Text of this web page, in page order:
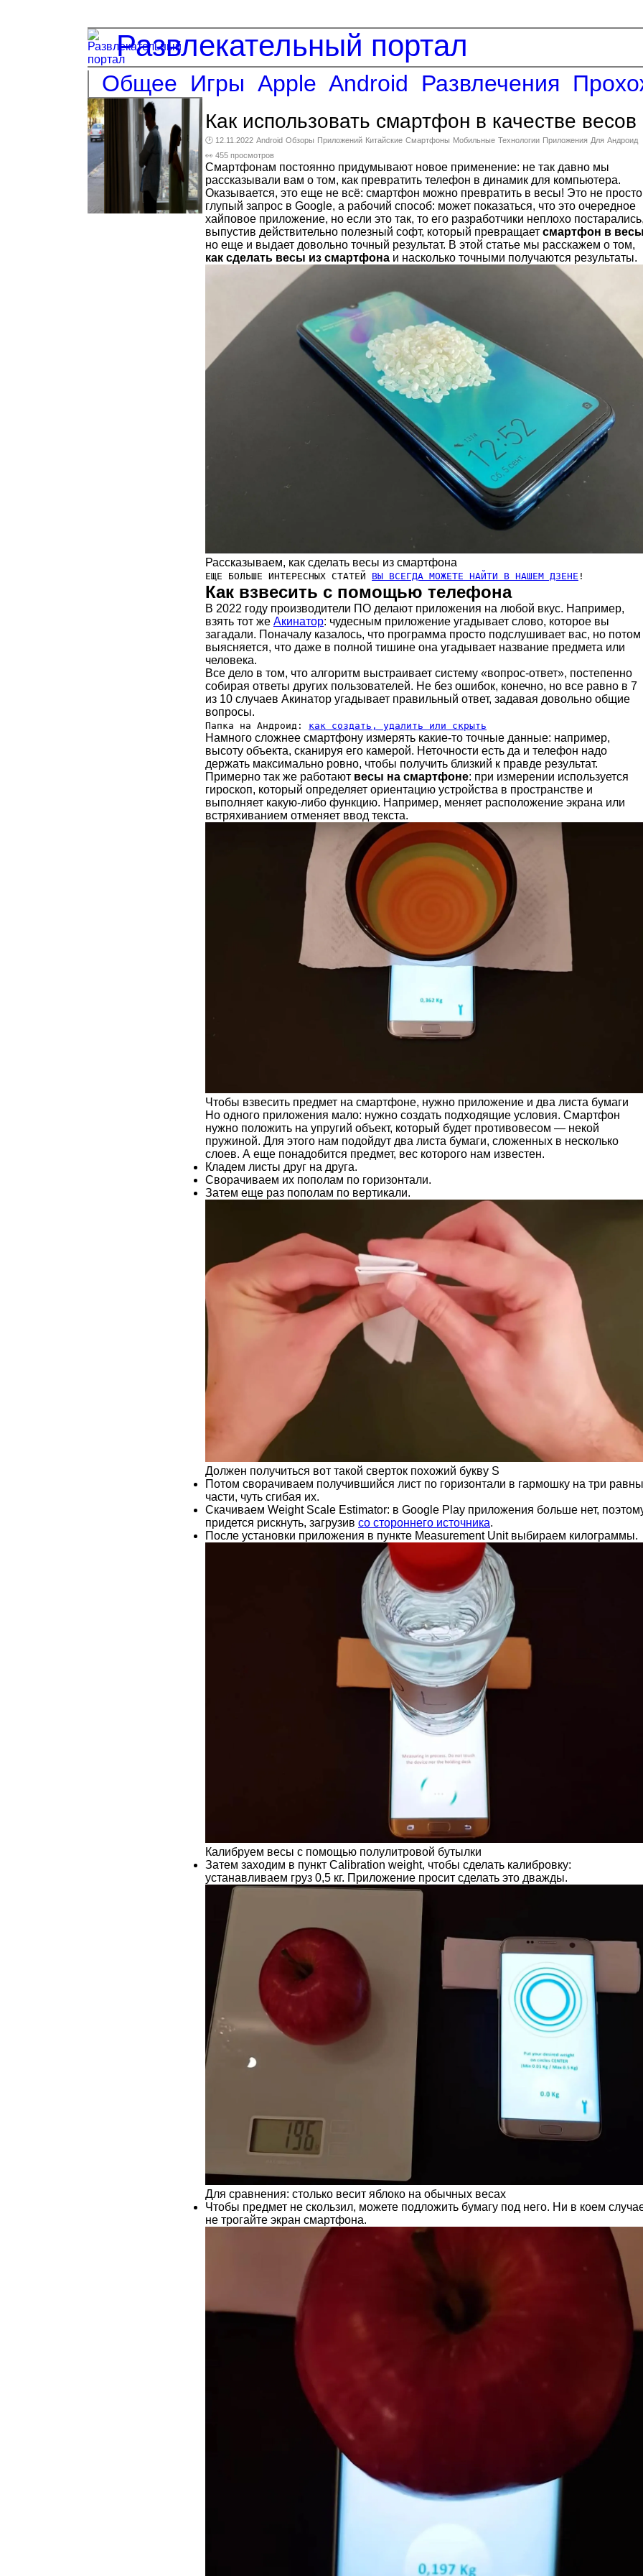
Развлекательный портал
Общее Игры Apple Android Развлечения
Как использовать смартфон в качестве весов
🕑 12.11.2022 Android Обзоры Приложений Китайские Смартфоны Мобильные Технологии Приложения Для Андроид
👀 455 просмотров
Смартфонам постоянно придумывают новое применение: не так давно мы
рассказывали вам о том, как превратить телефон в динамик для компьютера.
Оказывается, это еще не всё: смартфон можно превратить в весы! Это не просто
глупый запрос в Google, а рабочий способ: может показаться, что это очередное
хайповое приложение, но если это так, то его разработчики неплохо
выпустив действительно полезный софт, который превращает смартфон в
но еще и выдает довольно точный результат. В этой статье мы расскажем о том,
как сделать весы из смартфона и насколько точными получаются результаты.
Рассказываем, как сделать весы из смартфона
ЕЩЕ БОЛЬШЕ ИНТЕРЕСНЫХ СТАТЕЙ ВЫ ВСЕГДА МОЖЕТЕ НАЙТИ В НАШЕМ ДЗЕНЕ !
Как взвесить с помощью телефона
В 2022 году производители ПО делают приложения на любой вкус. Например,
взять тот же Акинатор: чудесным приложение угадывает слово, которое вы
загадали. Поначалу казалось, что программа просто подслушивает вас, но потом
выясняется, что даже в полной тишине она угадывает название предмета или
человека.
Все дело в том, что алгоритм выстраивает систему «вопрос-ответ», постепенно
собирая ответы других пользователей. Не без ошибок, конечно, но все равно в 7
из 10 случаев Акинатор угадывает правильный ответ, задавая довольно общие
вопросы.
Папка на Андроид: как создать, удалить или скрыть
Намного сложнее смартфону измерять какие-то точные данные: например,
высоту объекта, сканируя его камерой. Неточности есть да и телефон надо
держать максимально ровно, чтобы получить близкий к правде результат.
Примерно так же работают весы на смартфоне: при измерении используется
гироскоп, который определяет ориентацию устройства в пространстве и
выполняет какую-либо функцию. Например, меняет расположение экрана или
встряхиванием отменяет ввод текста.
Чтобы взвесить предмет на смартфоне, нужно приложение и два листа бумаги
Но одного приложения мало: нужно создать подходящие условия. Смартфон
нужно положить на упругий объект, который будет противовесом — некой
пружиной. Для этого нам подойдут два листа бумаги, сложенных в несколько
слоев. А еще понадобится предмет, вес которого нам известен.
Кладем листы друг на друга.
Сворачиваем их пополам по горизонтали.
Затем еще раз пополам по вертикали.
Должен получиться вот такой сверток похожий букву S
Потом сворачиваем получившийся лист по горизонтали в гармошку на три
части, чуть сгибая их.
Скачиваем Weight Scale Estimator: в Google Play приложения больше нет,
придется рискнуть, загрузив со стороннего источника.
После установки приложения в пункте Measurement Unit выбираем килограммы.
Калибруем весы с помощью полулитровой бутылки
Затем заходим в пункт Calibration weight, чтобы сделать калибровку:
устанавливаем груз 0,5 кг. Приложение просит сделать это дважды.
Для сравнения: столько весит яблоко на обычных весах
Чтобы предмет не скользил, можете подложить бумагу под него. Ни в коем
не трогайте экран смартфона.